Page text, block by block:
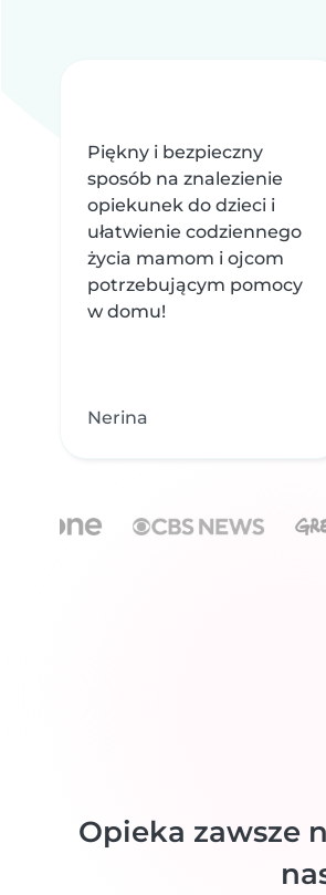
Piękny i bezpieczny
sposób na znalezienie
opiekunek do dzieci i
ułatwienie codziennego
życia mamom i ojcom
potrzebującym pomocy
w domu!
Nerina
Opieka zawsze